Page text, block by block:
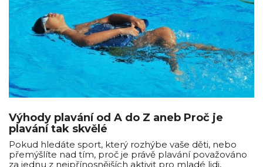
Výhody plavání od A do Z aneb Proč je
plavání tak skvělé
Pokud hledáte sport, který rozhýbe vaše děti, nebo
přemýšlíte nad tím, proč je právě plavání považováno
za jednu z nejpřínosnějších aktivit pro mladé lidi,